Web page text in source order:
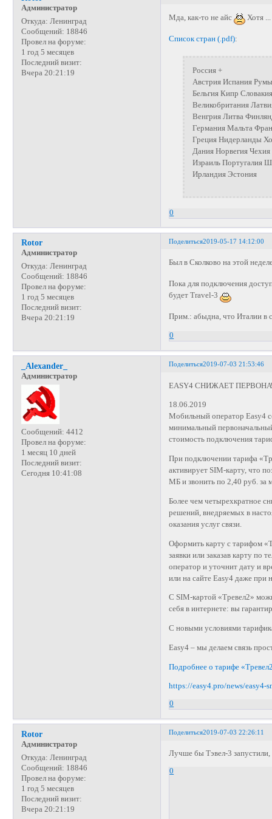
Администратор
Откуда: Ленинград
Сообщений: 18846
Провел на форуме:
1 год 5 месяцев
Последний визит:
Вчера 20:21:19
Мда, как-то не айс Хотя ...
Список стран (.pdf):
Россия +
Австрия Испания
Бельгия Кипр Словакия
Великобритания
Венгрия Литва
Германия Мальта
Греция Нидерланды
Дания Норвегия Чехия
Израиль Португалия
Ирландия Эстония
0
Поделиться2019-05-17 14:12:00
Rotor
Администратор
Откуда: Ленинград
Сообщений: 18846
Провел на форуме:
1 год 5 месяцев
Последний визит:
Вчера 20:21:19
Был в Сколково на этой
Пока для подключения
будет Travel-3
Прим.: абыдна, что Италии в
0
Поделиться2019-07-03 21:53:46
_Alexander_
Администратор
Сообщений: 4412
Провел на форуме:
1 месяц 10 дней
Последний визит:
Сегодня 10:41:08
EASY4 СНИЖАЕТ
18.06.2019
Мобильный оператор Easy4
минимальный
стоимость подключения
При подключении тарифа
активирует SIM-карту, что
МБ и звонить по 2,40 руб. за
Более чем четырехкратное
решений, внедряемых в
оказания услуг связи.
Оформить карту с тарифом
заявки или заказав карту по
оператор и уточнит дату и
или на сайте Easy4 даже при
С SIM-картой «Тревел2»
себя в интернете: вы
С новыми условиями
Easy4 – мы делаем связь
Подробнее о тарифе
https://easy4.pro/news/
0
Поделиться2019-07-03 22:26:11
Rotor
Администратор
Откуда: Ленинград
Сообщений: 18846
Провел на форуме:
1 год 5 месяцев
Последний визит:
Вчера 20:21:19
Лучше бы Тэвел-3 запустили,
0